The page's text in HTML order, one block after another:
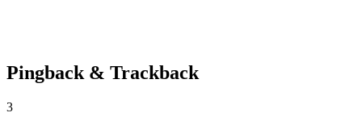
Pingback & Trackback
3